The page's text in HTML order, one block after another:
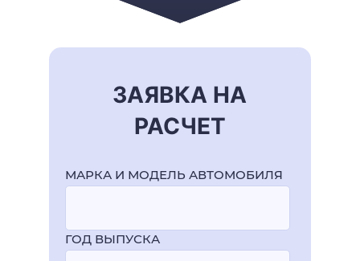
ЗАЯВКА НА
РАСЧЕТ
МАРКА И МОДЕЛЬ АВТОМОБИЛЯ
ГОД ВЫПУСКА